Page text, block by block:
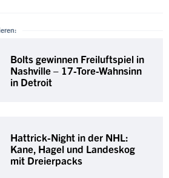
Bolts gewinnen Freiluftspiel in
Nashville – 17-Tore-Wahnsinn
in Detroit
Hattrick-Night in der NHL:
Kane, Hagel und Landeskog
mit Dreierpacks